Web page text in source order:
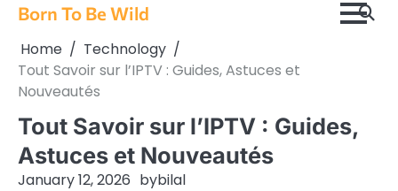
Skip
content
Born To Be Wild
Home
Technology
Tout Savoir sur l’IPTV : Guides, Astuces et
Nouveautés
Tout Savoir sur l’IPTV : Guides,
Astuces et Nouveautés
January 12, 2026 bybilal